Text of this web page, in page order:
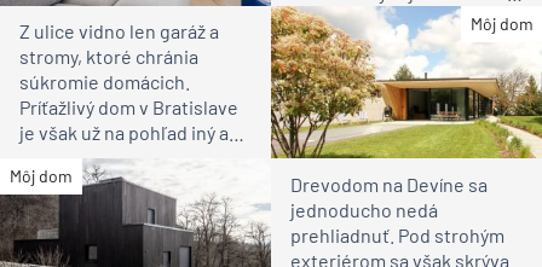
bývanie pre rodinu
Môj dom
Z ulice vidno len garáž a
stromy, ktoré chránia
súkromie domácich.
Príťažlivý dom v Bratislave
je však už na pohľad iný ako
susedia
Môj dom
Drevodom na Devíne sa
jednoducho nedá
prehliadnuť. Pod strohým
exteriérom sa však skrýva